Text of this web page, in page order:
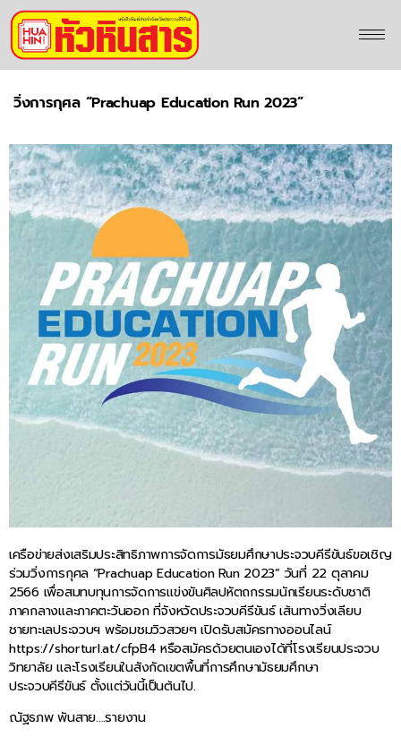
วิ่งการกุศล “Prachuap Education Run 2023”
เครือข่ายส่งเสริมประสิทธิภาพการจัดการมัธยมศึกษาประจวบคีรีขันธ์ขอเชิญ
ร่วมวิ่งการกุศล “Prachuap Education Run 2023” วันที่ 22 ตุลาคม
2566 เพื่อสมทบทุนการจัดการแข่งขันศิลปหัตถกรรมนักเรียนระดับชาติ
ภาคกลางและภาคตะวันออก ที่จังหวัดประจวบคีรีขันธ์ เส้นทางวิ่งเลียบ
ชายทะเลประจวบฯ พร้อมชมวิวสวยๆ เปิดรับสมัครทางออนไลน์
https://shorturl.at/cfpB4 หรือสมัครด้วยตนเองได้ที่โรงเรียนประจวบ
วิทยาลัย และโรงเรียนในสังกัดเขตพื้นที่การศึกษามัธยมศึกษา
ประจวบคีรีขันธ์ ตั้งแต่วันนี้เป็นต้นไป.
ณัฐธภพ พันสาย….รายงาน